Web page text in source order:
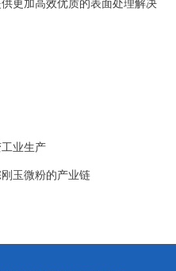
更加高效优质的表面处理解决
业生产
玉微粉的产业链